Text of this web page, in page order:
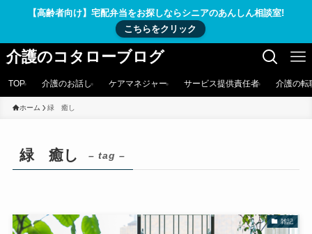
【高齢者向け】宅配弁当をお探しならシニアのあんしん相談室!
こちらをクリック
介護のコタローブログ
TOP 介護のお話し ケアマネジャー サービス提供責任者 介護の転
ホーム 緑 癒し
緑 癒し – tag –
雑記